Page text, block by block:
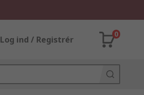
Log ind / Registrér
0